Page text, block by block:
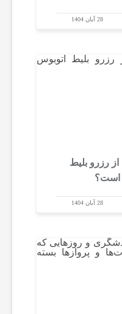
28 آبان 1404
از رزرو بلیط
است؟
28 آبان 1404